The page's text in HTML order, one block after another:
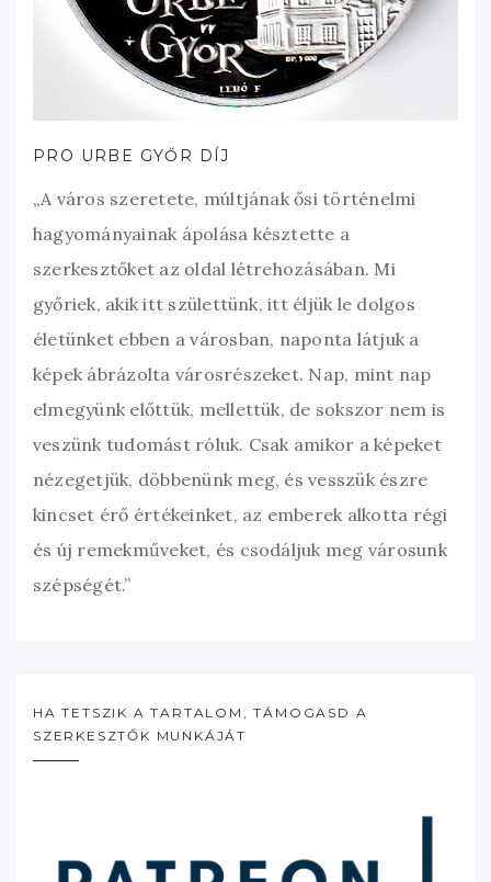
PRO URBE GYŐR DÍJ
„A város szeretete, múltjának ősi történelmi
hagyományainak ápolása késztette a
szerkesztőket az oldal létrehozásában. Mi
győriek, akik itt születtünk, itt éljük le dolgos
életünket ebben a városban, naponta látjuk a
képek ábrázolta városrészeket. Nap, mint nap
elmegyünk előttük, mellettük, de sokszor nem is
veszünk tudomást róluk. Csak amikor a képeket
nézegetjük, döbbenünk meg, és vesszük észre
kincset érő értékeinket, az emberek alkotta régi
és új remekműveket, és csodáljuk meg városunk
szépségét.”
HA TETSZIK A TARTALOM, TÁMOGASD A
SZERKESZTŐK MUNKÁJÁT